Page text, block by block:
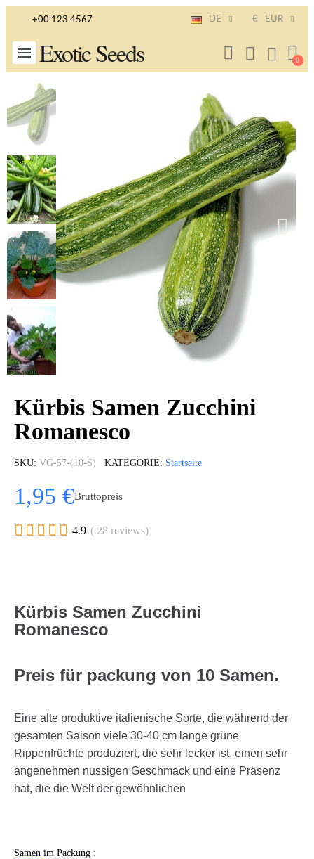
+00 123 4567 DE € EUR
Exotic Seeds
Kürbis Samen Zucchini
Romanesco
SKU VG-57-(10-S) KATEGORIE Startseite
1,95 €Bruttopreis
     4.9 ( 28 reviews)
Kürbis Samen Zucchini
Romanesco
Preis für packung von 10 Samen.
Eine alte produktive italienische Sorte, die während der
gesamten Saison viele 30-40 cm lange grüne
Rippenfrüchte produziert, die sehr lecker ist, einen sehr
angenehmen nussigen Geschmack und eine Präsenz
hat, die die Welt der gewöhnlichen
Samen im Packung :